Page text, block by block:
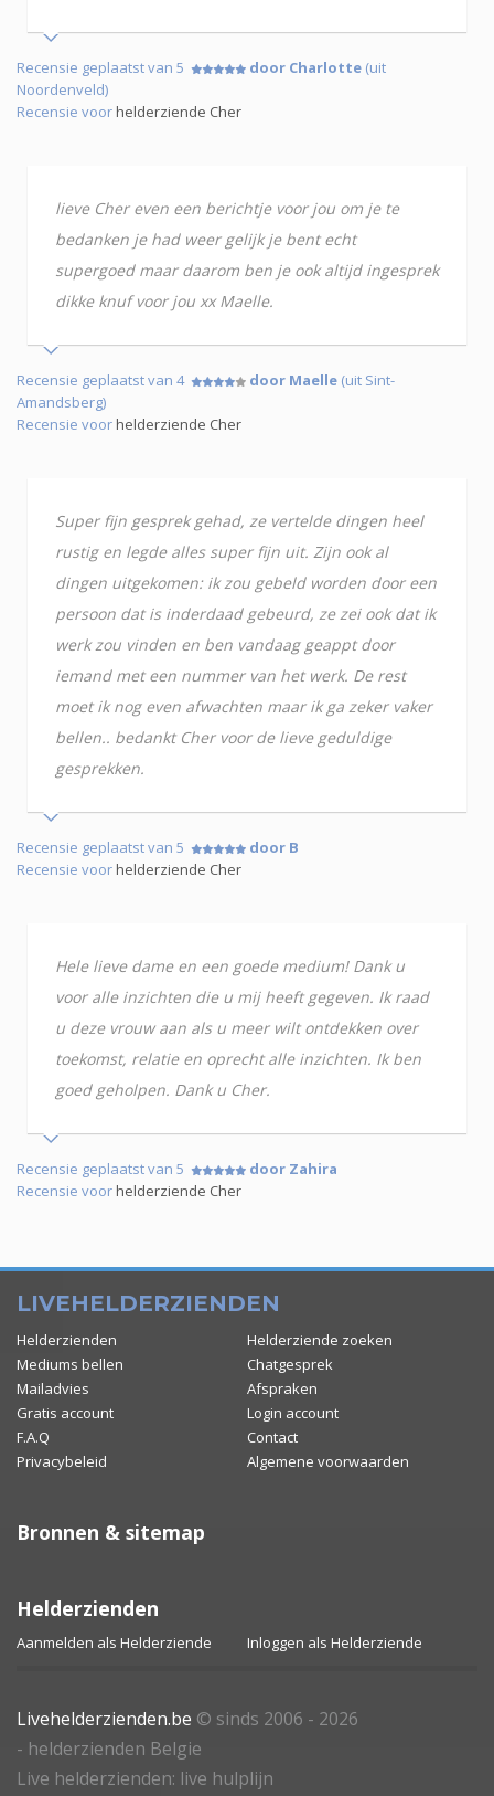
Recensie geplaatst van 5 door Charlotte (uit
Noordenveld)
Recensie voorhelderziende Cher
lieve Cher even een berichtje voor jou om je te
bedanken je had weer gelijk je bent echt
supergoed maar daarom ben je ook altijd ingesprek
dikke knuf voor jou xx Maelle.
Recensie geplaatst van 4 door Maelle (uit Sint-
Amandsberg)
Recensie voorhelderziende Cher
Super fijn gesprek gehad, ze vertelde dingen heel
rustig en legde alles super fijn uit. Zijn ook al
dingen uitgekomen: ik zou gebeld worden door een
persoon dat is inderdaad gebeurd, ze zei ook dat ik
werk zou vinden en ben vandaag geappt door
iemand met een nummer van het werk. De rest
moet ik nog even afwachten maar ik ga zeker vaker
bellen.. bedankt Cher voor de lieve geduldige
gesprekken.
Recensie geplaatst van 5
door B
Recensie voorhelderziende Cher
Hele lieve dame en een goede medium! Dank u
voor alle inzichten die u mij heeft gegeven. Ik raad
u deze vrouw aan als u meer wilt ontdekken over
toekomst, relatie en oprecht alle inzichten. Ik ben
goed geholpen. Dank u Cher.
Recensie geplaatst van 5
door Zahira
Recensie voorhelderziende Cher
LIVEHELDERZIENDEN
Helderzienden
Helderziende zoeken
Mediums bellen
Chatgesprek
Mailadvies
Afspraken
Gratis account
Login account
F.A.Q
Contact
Privacybeleid
Algemene voorwaarden
Bronnen & sitemap
Helderzienden
Aanmelden als Helderziende Inloggen als Helderziende
Livehelderzienden.be © sinds 2006 - 2026
- helderzienden Belgie
Live helderzienden: live hulplijn